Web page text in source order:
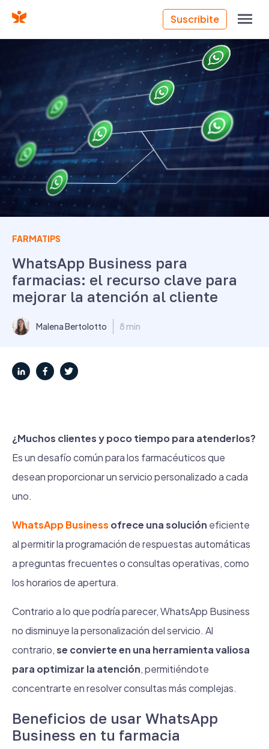
Suscribite
FARMATIPS
WhatsApp Business para
farmacias: el recurso clave para
mejorar la atención al cliente
Malena Bertolotto 8 min
¿Muchos clientes y poco tiempo para atenderlos?
Es un desafío común para los farmacéuticos que
desean proporcionar un servicio personalizado a cada
uno.
WhatsApp Business ofrece una solución eficiente
al permitir la programación de respuestas automáticas
a preguntas frecuentes o consultas operativas, como
los horarios de apertura.
Contrario a lo que podría parecer, WhatsApp Business
no disminuye la personalización del servicio. Al
contrario,se convierte en una herramienta valiosa
para optimizar la atención, permitiéndote
concentrarte en resolver consultas más complejas.
Beneficios de usar WhatsApp
Business en tu farmacia